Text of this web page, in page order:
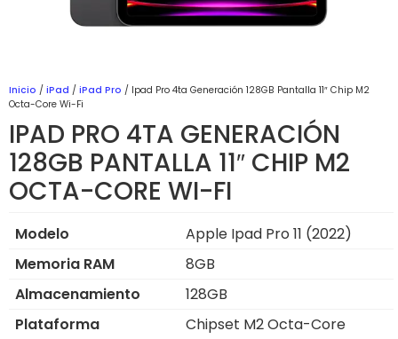
Inicio / iPad / iPad Pro / Ipad Pro 4ta Generación 128GB Pantalla 11″ Chip M2
Octa-Core Wi-Fi
IPAD PRO 4TA GENERACIÓN
128GB PANTALLA 11″ CHIP M2
OCTA-CORE WI-FI
Modelo
Apple Ipad Pro 11 (2022)
Memoria RAM
8GB
Almacenamiento
128GB
Plataforma
Chipset M2 Octa-Core